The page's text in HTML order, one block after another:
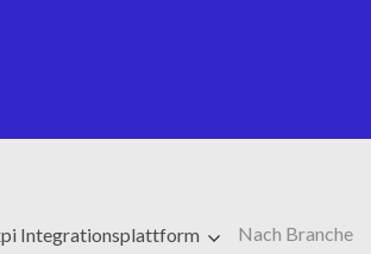
Integrationsplattform Nach Branche